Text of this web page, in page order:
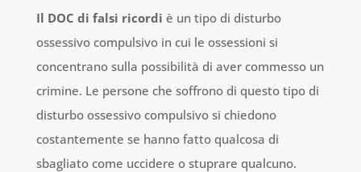
Il DOC di falsi ricordi è un tipo di disturbo
ossessivo compulsivo in cui le ossessioni si
concentrano sulla possibilità di aver commesso un
crimine. Le persone che soffrono di questo tipo di
disturbo ossessivo compulsivo si chiedono
costantemente se hanno fatto qualcosa di
sbagliato come uccidere o stuprare qualcuno.